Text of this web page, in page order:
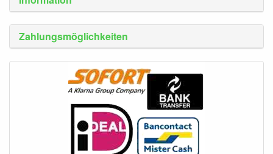
Zahlungsmöglichkeiten